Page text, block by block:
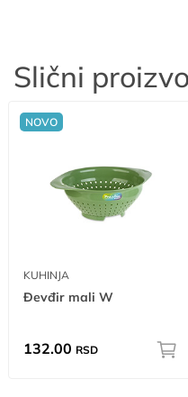
Slični
NOVO
KUHINJA
Đevđir mali W
132.00 RSD